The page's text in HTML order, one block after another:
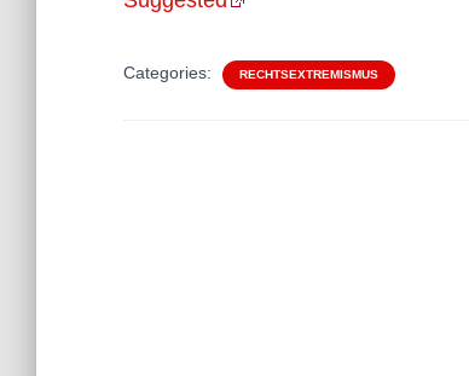
Categories: RECHTSEXTREMISMUS